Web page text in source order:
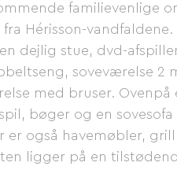
familievenlige
Hérisson-
dejlig stue, dvd-
soveværelse 2
med bruser. Ovenpå
bøger og en sovesofa
er også havemøbler,
ligger på en